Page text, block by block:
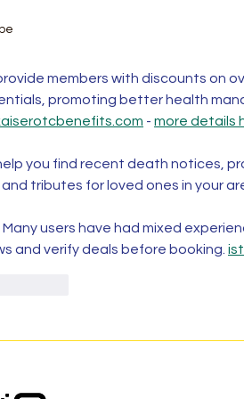
members with discounts on
promoting better health
- more details
you find recent death notices,
tributes for loved ones in your
Many users have had mixed
and verify deals before booking.